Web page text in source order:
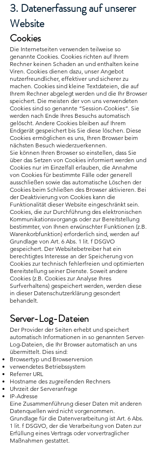
3. Datenerfassung auf unserer
Website
Cookies
Die Internetseiten verwenden teilweise so
genannte Cookies. Cookies richten auf Ihrem
Rechner keinen Schaden an und enthalten keine
Viren. Cookies dienen dazu, unser Angebot
nutzerfreundlicher, effektiver und sicherer zu
machen. Cookies sind kleine Textdateien, die auf
Ihrem Rechner abgelegt werden und die Ihr Browser
speichert. Die meisten der von uns verwendeten
Cookies sind so genannte “Session-Cookies”. Sie
werden nach Ende Ihres Besuchs automatisch
gelöscht. Andere Cookies bleiben auf Ihrem
Endgerät gespeichert bis Sie diese löschen. Diese
Cookies ermöglichen es uns, Ihren Browser beim
nächsten Besuch wiederzuerkennen.
Sie können Ihren Browser so einstellen, dass Sie
über das Setzen von Cookies informiert werden und
Cookies nur im Einzelfall erlauben, die Annahme
von Cookies für bestimmte Fälle oder generell
ausschließen sowie das automatische Löschen der
Cookies beim Schließen des Browser aktivieren. Bei
der Deaktivierung von Cookies kann die
Funktionalität dieser Website eingeschränkt sein.
Cookies, die zur Durchführung des elektronischen
Kommunikationsvorgangs oder zur Bereitstellung
bestimmter, von Ihnen erwünschter Funktionen (z.B.
Warenkorbfunktion) erforderlich sind, werden auf
Grundlage von Art. 6 Abs. 1 lit. f DSGVO
gespeichert. Der Websitebetreiber hat ein
berechtigtes Interesse an der Speicherung von
Cookies zur technisch fehlerfreien und optimierten
Bereitstellung seiner Dienste. Soweit andere
Cookies (z.B. Cookies zur Analyse Ihres
Surfverhaltens) gespeichert werden, werden diese
in dieser Datenschutzerklärung gesondert
behandelt.
Server-Log-Dateien
Der Provider der Seiten erhebt und speichert
automatisch Informationen in so genannten Server-
Log-Dateien, die Ihr Browser automatisch an uns
übermittelt. Dies sind:
Browsertyp und Browserversion
verwendetes Betriebssystem
Referrer URL
Hostname des zugreifenden Rechners
Uhrzeit der Serveranfrage
IP-Adresse
Eine Zusammenführung dieser Daten mit anderen
Datenquellen wird nicht vorgenommen.
Grundlage für die Datenverarbeitung ist Art. 6 Abs.
1 lit. f DSGVO, der die Verarbeitung von Daten zur
Erfüllung eines Vertrags oder vorvertraglicher
Maßnahmen gestattet.